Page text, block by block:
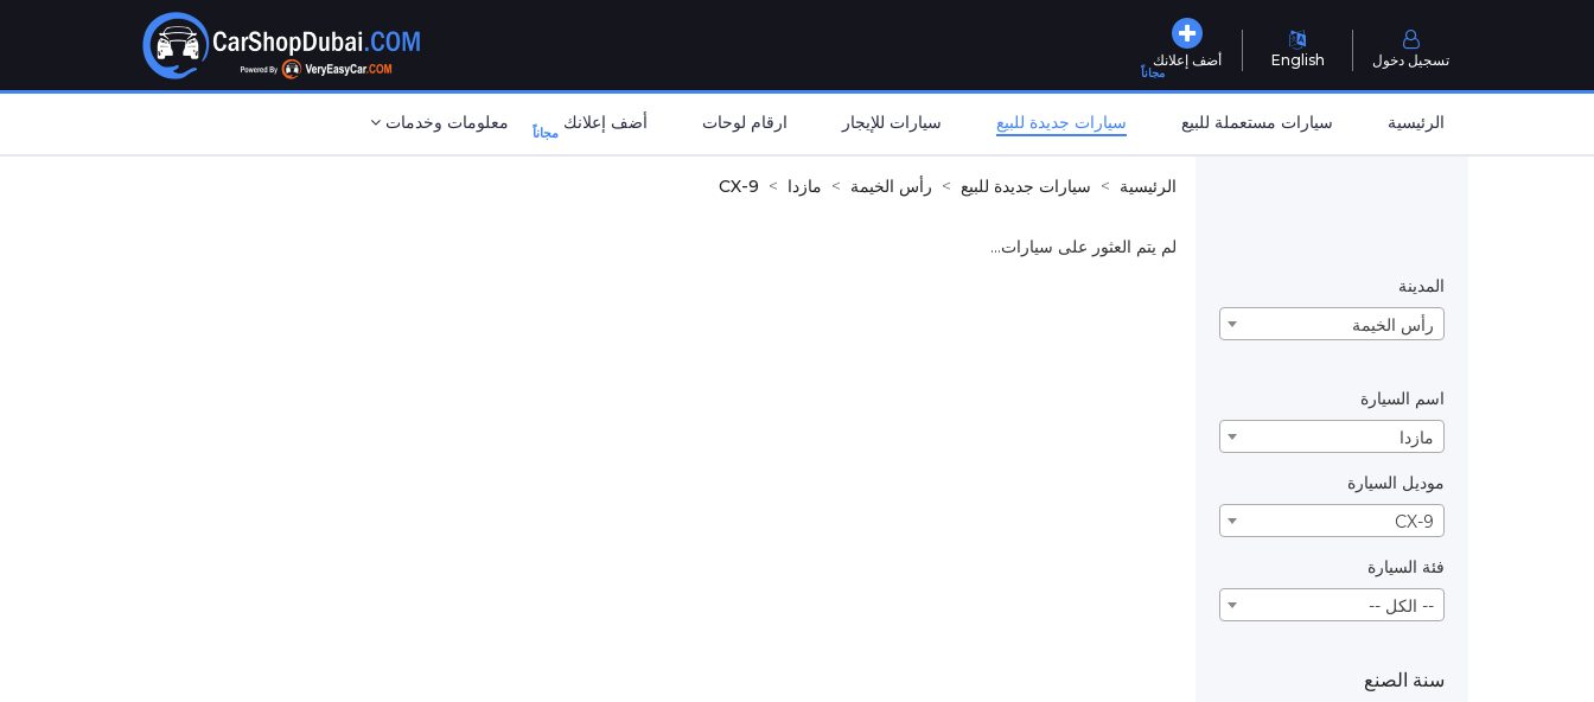
أضف إعلانك
مجاناً
English تسجيل دخول
الرئيسية سيارات مستعملة للبيع سيارات جديدة للبيع سيارات للإيجار ارقام لوحات أضف إعلانك مجاناً معلومات وخدمات
المدينة
رأس الخيمة
اسم السيارة
مازدا
موديل السيارة
CX-9
فئة السيارة
-- الكل --
سنة الصنع
الرئيسية سيارات جديدة للبيع رأس الخيمة مازدا CX-9
لم يتم العثور على سيارات...